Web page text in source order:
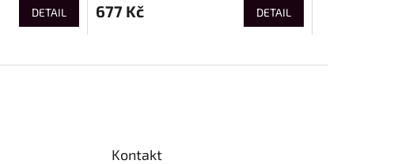
DETAIL 677 Kč DETAIL
Kontakt